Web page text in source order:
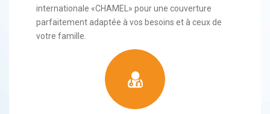
internationale «CHAMEL» pour une couverture
parfaitement adaptée à vos besoins et à ceux de
votre famille.